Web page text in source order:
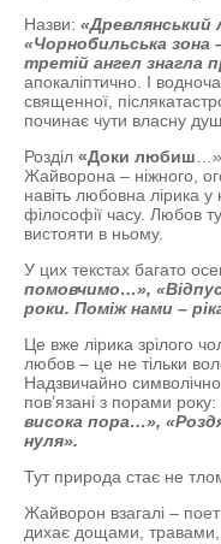
Назви: «Древлянський
«Чорнобильська зона
третій ангел знагла
апокаліптично. І
священної,
починає чути власну
Розділ «Доки любиш
Жайворона – ніжного,
навіть любовна лірика у
філософії часу. Любов
вистояти в ньому.
У цих текстах багато
помовчимо…»,
роки. Поміж нами –
Це вже лірика зрілого
любов – це не тільки
Надзвичайно
пов’язані з порами року:
висока пора…»,
нуля».
Тут природа стає не
Жайворон взагалі –
дихає дощами,